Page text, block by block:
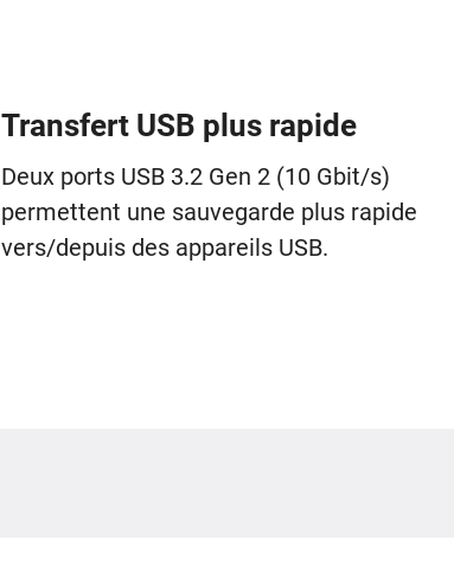
Transfert USB plus rapide
Deux ports USB 3.2 Gen 2 (10 Gbit/s)
permettent une sauvegarde plus rapide
vers/depuis des appareils USB.